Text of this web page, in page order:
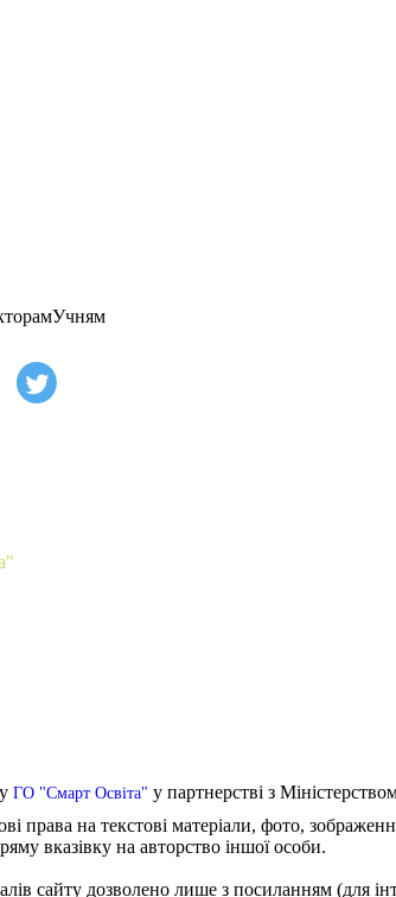
Учням
ГО "Смарт Освіта" у партнерстві з
права на текстові матеріали, фото,
вказівку на авторство іншої особи.
сайту дозволено лише з посиланням (для